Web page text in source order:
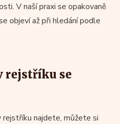
V naší praxi se opakovaně
objeví až při hledání podle
rejstříku se
rejstříku najdete, můžete si